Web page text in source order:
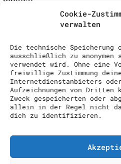
Cookie-
verwalten
Die technische
ausschließlich zu anonymen
verwendet wird. Ohne eine
freiwillige Zustimmung
Internetdienstanbieters
Aufzeichnungen von Dritten
Zweck gespeicherten oder
allein in der Regel nicht
dich zu identifizieren.
RECENT
ARCHIVES
CATEGORIES
Keine Kategorien
META
Anmelden
Eintrags-Feed
Kommentar-Feed
WordPress.org
74
Impressum